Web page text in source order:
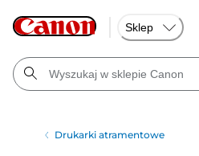
Sklep
Drukarki atramentowe